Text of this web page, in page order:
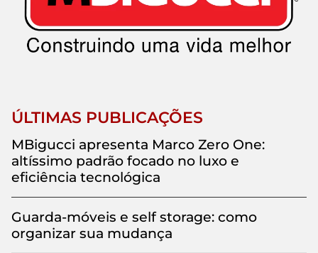
ÚLTIMAS PUBLICAÇÕES
MBigucci apresenta Marco Zero One:
altíssimo padrão focado no luxo e
eficiência tecnológica
Guarda-móveis e self storage: como
organizar sua mudança